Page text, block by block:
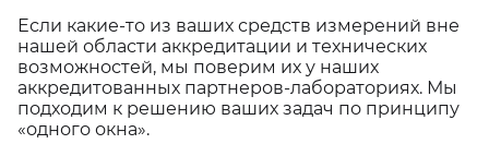
Если какие-то из ваших средств измерений вне
нашей области аккредитации и технических
возможностей, мы поверим их у наших
аккредитованных партнеров-лабораториях. Мы
подходим к решению ваших задач по принципу
«одного окна».